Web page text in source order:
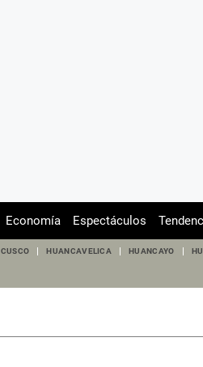
Economía Espectáculos
CUSCO HUANCAVELICA HUANCAYO